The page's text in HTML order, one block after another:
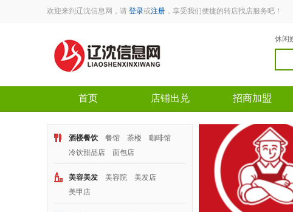
欢迎来到辽沈信息网，请 登录或注册 ，享受我们便捷的转店找店服务吧！
休闲
首页 店铺出兑 招商加盟
酒楼餐饮 餐馆 茶楼
咖啡馆
冷饮甜品店
面包店
美容美发 美容院
美发店
美甲店
区域： 兴华